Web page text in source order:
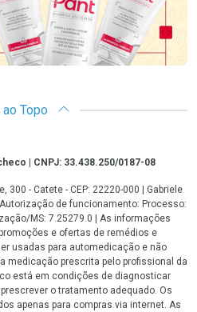
Topo
| CNPJ: 33.438.250/0187-08
300 - Catete - CEP: 22220-000 | Gabriele
de funcionamento: Processo:
MS: 7.25279.0 | As informações
e ofertas de remédios e
usadas para automedicação e não
medicação prescrita pelo profissional da
está em condições de diagnosticar
o tratamento adequado. Os
apenas para compras via internet. As